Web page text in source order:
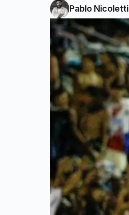
Pablo Nicoletti